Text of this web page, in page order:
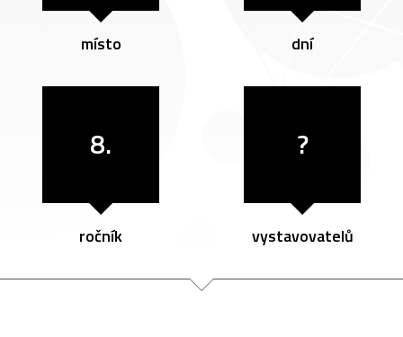
místo dní
8.
ročník
?
vystavovatelů